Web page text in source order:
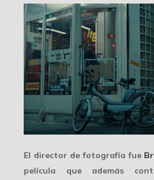
El director de fotografía fue
película que además